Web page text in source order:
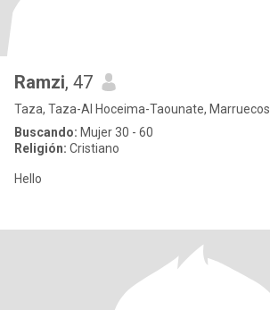
Ramzi, 47
Taza, Taza-Al Hoceima-Taounate, Marruecos
Buscando: Mujer 30 - 60
Religión: Cristiano
Hello